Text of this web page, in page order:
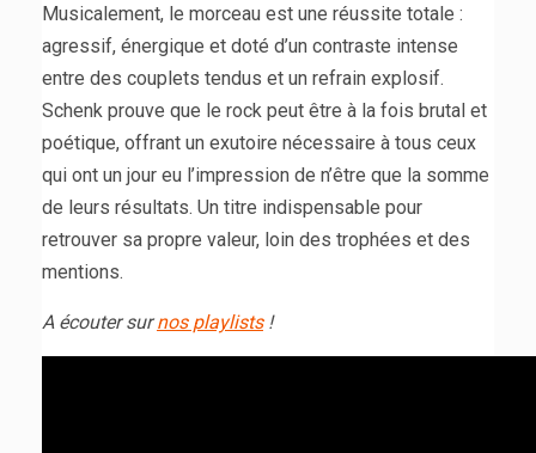
Musicalement, le morceau est une réussite totale :
agressif, énergique et doté d’un contraste intense
entre des couplets tendus et un refrain explosif.
Schenk prouve que le rock peut être à la fois brutal et
poétique, offrant un exutoire nécessaire à tous ceux
qui ont un jour eu l’impression de n’être que la somme
de leurs résultats. Un titre indispensable pour
retrouver sa propre valeur, loin des trophées et des
mentions.
A écouter surnos playlists!